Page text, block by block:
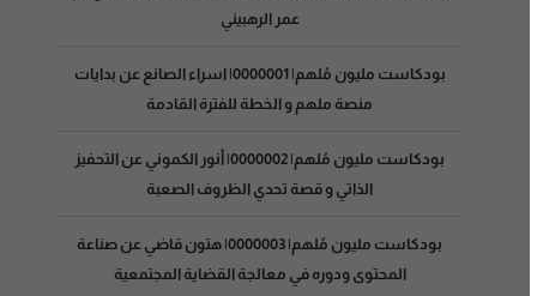
عمر الرهبيني
بودكاست مليون مُلهم| 0000001| اسراء الصانع عن بدايات
منصة ملهم و الخطة للفترة القادمة
بودكاست مليون مُلهم| 0000002| أنور الكموني عن التحفيز
الذاتي و قصة تحدي الظروف الصعبة
بودكاست مليون مُلهم| 0000003| هتون قاضي عن صناعة
المحتوى ودوره في معالجة القضاية المجتمعية